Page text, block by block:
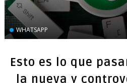
WHATSAPP
Esto es lo que
la nueva y